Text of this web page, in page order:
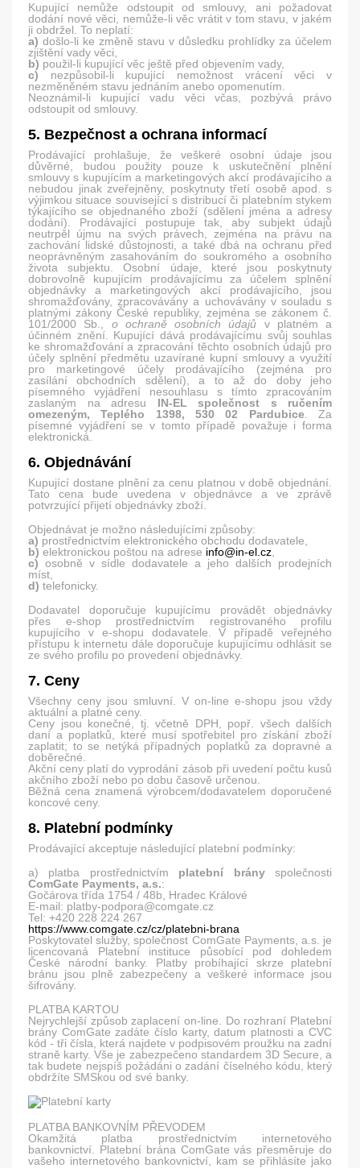
Kupující nemůže odstoupit od smlouvy, ani požadovat
dodání nové věci, nemůže-li věc vrátit v tom stavu, v jakém
ji obdržel. To neplatí:
a) došlo-li ke změně stavu v důsledku prohlídky za účelem
zjištění vady věci,
b) použil-li kupující věc ještě před objevením vady,
c) nezpůsobil-li kupující nemožnost vrácení věci v
nezměněném stavu jednáním anebo opomenutím.
Neoznámil-li kupující vadu věci včas, pozbývá právo
odstoupit od smlouvy.
5. Bezpečnost a ochrana informací
Prodávající prohlašuje, že veškeré osobní údaje jsou
důvěrné, budou použity pouze k uskutečnění plnění
smlouvy s kupujícím a marketingových akcí prodávajícího a
nebudou jinak zveřejněny, poskytnuty třetí osobě apod. s
výjimkou situace související s distribucí či platebním stykem
týkajícího se objednaného zboží (sdělení jména a adresy
dodání). Prodávající postupuje tak, aby subjekt údajů
neutrpěl újmu na svých právech, zejména na právu na
zachování lidské důstojnosti, a také dbá na ochranu před
neoprávněným zasahováním do soukromého a osobního
života subjektu. Osobní údaje, které jsou poskytnuty
dobrovolně kupujícím prodávajícímu za účelem splnění
objednávky a marketingových akcí prodávajícího, jsou
shromažďovány, zpracovávány a uchovávány v souladu s
platnými zákony České republiky, zejména se zákonem č.
101/2000 Sb., o ochraně osobních údajů v platném a
účinném znění. Kupující dává prodávajícímu svůj souhlas
ke shromažďování a zpracování těchto osobních údajů pro
účely splnění předmětu uzavírané kupní smlouvy a využití
pro marketingové účely prodávajícího (zejména pro
zasílání obchodních sdělení), a to až do doby jeho
písemného vyjádření nesouhlasu s tímto zpracováním
zaslaným na adresu IN-EL společnost s ručením
omezeným, Teplého 1398, 530 02 Pardubice. Za
písemné vyjádření se v tomto případě považuje i forma
elektronická.
6. Objednávání
Kupující dostane plnění za cenu platnou v době objednání.
Tato cena bude uvedena v objednávce a ve zprávě
potvrzující přijetí objednávky zboží.
Objednávat je možno následujícími způsoby:
a) prostřednictvím elektronického obchodu dodavatele,
b) elektronickou poštou na adrese info@in-el.cz
c) osobně v sídle dodavatele a jeho dalších prodejních
míst,
d) telefonicky.
Dodavatel doporučuje kupujícímu provádět objednávky
přes e-shop prostřednictvím registrovaného profilu
kupujícího v e-shopu dodavatele. V případě veřejného
přístupu k internetu dále doporučuje kupujícímu odhlásit se
ze svého profilu po provedení objednávky.
7. Ceny
Všechny ceny jsou smluvní. V on-line e-shopu jsou vždy
aktuální a platné ceny.
Ceny jsou konečné, tj. včetně DPH, popř. všech dalších
daní a poplatků, které musí spotřebitel pro získání zboží
zaplatit; to se netýká případných poplatků za dopravné a
doběrečné.
Akční ceny platí do vyprodání zásob při uvedení počtu kusů
akčního zboží nebo po dobu časově určenou.
Běžná cena znamená výrobcem/dodavatelem doporučené
koncové ceny.
8. Platební podmínky
Prodávající akceptuje následující platební podmínky:
a) platba prostřednictvím platební brányspolečnosti
ComGate Payments, a.s.:
Gočárova třída 1754 / 48b, Hradec Králové
E-mail: platby-podpora@comgate.cz
Tel: +420 228 224 267
https://www.comgate.cz/cz/platebni-brana
Poskytovatel služby, společnost ComGate Payments, a.s. je
licencovaná Platební instituce působící pod dohledem
České národní banky. Platby probíhající skrze platební
bránu jsou plně zabezpečeny a veškeré informace jsou
šifrovány.
PLATBA KARTOU
Nejrychlejší způsob zaplacení on-line. Do rozhraní Platební
brány ComGate zadáte číslo karty, datum platnosti a CVC
kód - tři čísla, která najdete v podpisovém proužku na zadní
straně karty. Vše je zabezpečeno standardem 3D Secure, a
tak budete nejspíš požádáni o zadání číselného kódu, který
obdržíte SMSkou od své banky.
PLATBA BANKOVNÍM PŘEVODEM
Okamžitá platba prostřednictvím internetového
bankovnictví. Platební brána ComGate vás přesměruje do
vašeho internetového bankovnictví, kam se přihlásíte jako